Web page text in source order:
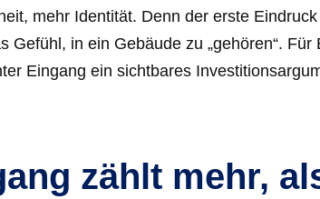
mehr Identität. Denn der erste
Gefühl, in ein Gebäude zu „gehören“.
Eingang ein sichtbares
zählt mehr,